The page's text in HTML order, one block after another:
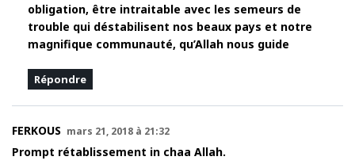
obligation, être intraitable avec les semeurs de
trouble qui déstabilisent nos beaux pays et notre
magnifique communauté, qu’Allah nous guide
Répondre
FERKOUS mars 21, 2018 à 21:32
Prompt rétablissement in chaa Allah.